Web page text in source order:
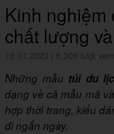
Kinh nghiệm
chất lượng
18.01.2023 6,306 lượt xem
Những mẫu túi du
dạng về cả mẫu mã
hợp thời trang, kiểu
đi ngắn ngày.